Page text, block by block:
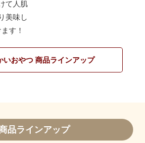
て人肌
美味し
す！
いおやつ 商品ラインアップ
品ラインアップ